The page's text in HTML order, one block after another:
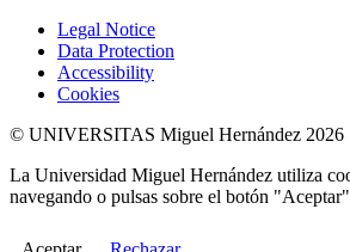
Legal Notice
Data Protection
Accessibility
Cookies
© UNIVERSITAS Miguel Hernández 2026
La Universidad Miguel Hernández utiliza
navegando o pulsas sobre el botón